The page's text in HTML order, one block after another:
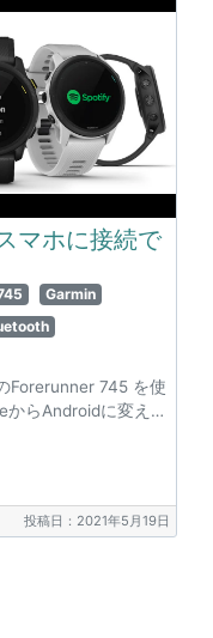
マホに接続で
Garmin
Forerunner 745 を使
からAndroidに変え…
投稿日：2021年5月19日